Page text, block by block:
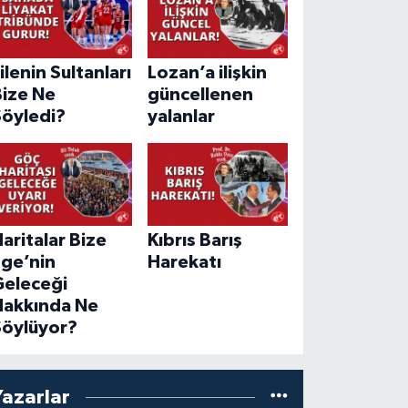
Sultanları
Ne
Lozan’a ilişkin
güncellenen
yalanlar
Bize
Ne
Kıbrıs Barış
Harekatı